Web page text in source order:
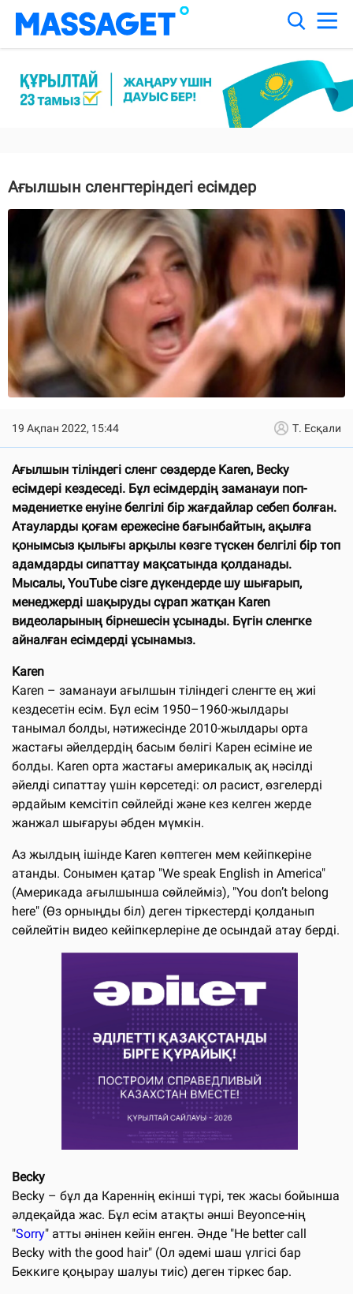
Ағылшын сленгтеріндегі есімдер
19 Ақпан 2022, 15:44 Т. Есқали
Ағылшын тіліндегі сленг сөздерде Karen, Becky
есімдері кездеседі. Бұл есімдердің заманауи поп-
мәдениетке енуіне белгілі бір жағдайлар себеп болған.
Атауларды қоғам ережесіне бағынбайтын, ақылға
қонымсыз қылығы арқылы көзге түскен белгілі бір топ
адамдарды сипаттау мақсатында қолданады.
Мысалы, YouTube сізге дүкендерде шу шығарып,
менеджерді шақыруды сұрап жатқан Karen
видеоларының бірнешесін ұсынады. Бүгін сленгке
айналған есімдерді ұсынамыз.
Karen
Karen – заманауи ағылшын тіліндегі сленгте ең жиі
кездесетін есім. Бұл есім 1950–1960-жылдары
танымал болды, нәтижесінде 2010-жылдары орта
жастағы әйелдердің басым бөлігі Карен есіміне ие
болды. Karen орта жастағы америкалық ақ нәсілді
әйелді сипаттау үшін көрсетеді: ол расист, өзгелерді
әрдайым кемсітіп сөйлейді және кез келген жерде
жанжал шығаруы әбден мүмкін.
Аз жылдың ішінде Karen көптеген мем кейіпкеріне
атанды. Сонымен қатар "We speak English in America"
(Америкада ағылшынша сөйлейміз), "You don’t belong
here" (Өз орныңды біл) деген тіркестерді қолданып
сөйлейтін видео кейіпкерлеріне де осындай атау берді.
Becky
Becky – бұл да Кареннің екінші түрі, тек жасы бойынша
әлдеқайда жас. Бұл есім атақты әнші Beyonce-нің
"Sorry" атты әнінен кейін енген. Әнде "He better call
Becky with the good hair" (Ол әдемі шаш үлгісі бар
Беккиге қоңырау шалуы тиіс) деген тіркес бар.